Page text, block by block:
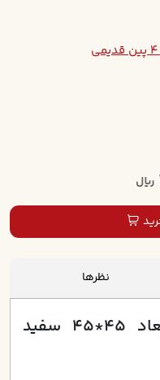
ریال
نظرها
چراغ روکار هور 18*6 ابعاد 45*45 سفيد